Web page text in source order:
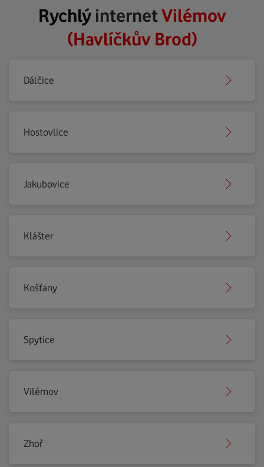
RychlýinternetVilémov
(Havlíčkův Brod)
Dálčice
Hostovlice
Jakubovice
Klášter
Košťany
Spytice
Vilémov
Zhoř